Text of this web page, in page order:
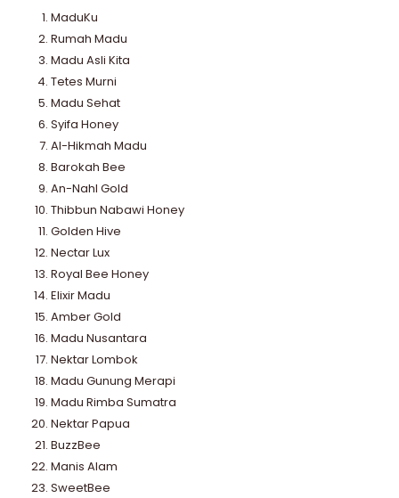
MaduKu
Rumah Madu
Madu Asli Kita
Tetes Murni
Madu Sehat
Syifa Honey
Al-Hikmah Madu
Barokah Bee
An-Nahl Gold
Thibbun Nabawi Honey
Golden Hive
Nectar Lux
Royal Bee Honey
Elixir Madu
Amber Gold
Madu Nusantara
Nektar Lombok
Madu Gunung Merapi
Madu Rimba Sumatra
Nektar Papua
BuzzBee
Manis Alam
SweetBee